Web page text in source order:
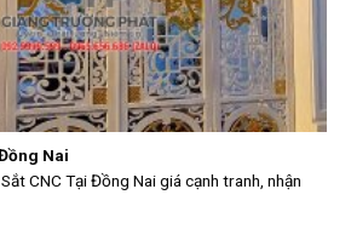
Nai
CNC Tại Đồng Nai giá cạnh tranh, nhận